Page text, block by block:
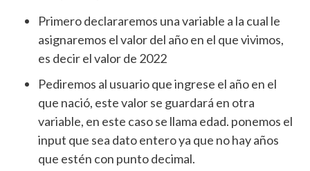
Primero declararemos una variable a la cual le
asignaremos el valor del año en el que vivimos,
es decir el valor de 2022
Pediremos al usuario que ingrese el año en el
que nació, este valor se guardará en otra
variable, en este caso se llama edad. ponemos el
input que sea dato entero ya que no hay años
que estén con punto decimal.